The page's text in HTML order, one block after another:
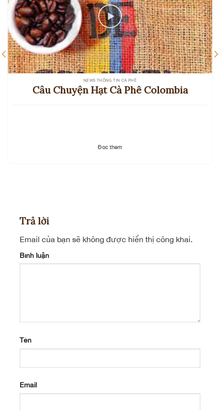
NEWS THÔNG TIN CÀ PHÊ
Câu Chuyện Hạt Cà Phê Colombia
Đọc thêm
Trả lời
Email của bạn sẽ không được hiển thị công khai.
Bình luận
Tên
Email